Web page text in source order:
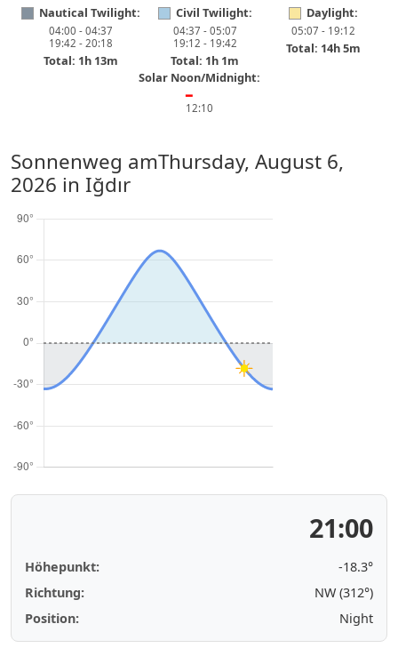
Nautical Twilight:
04:00 - 04:37
19:42 - 20:18
Total: 1h 13m
Civil Twilight:
04:37 - 05:07
19:12 - 19:42
Total: 1h 1m
Daylight:
05:07 - 19:12
Total: 14h 5m
Solar Noon/Midnight:
━
12:10
Sonnenweg amThursday, August 6,
2026 in Iğdır
21:00
Höhepunkt:
-18.3°
Richtung:
NW (312°)
Position:
Night